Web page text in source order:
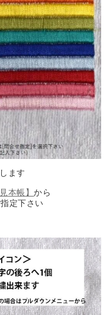
ます
見本帳】から
定下さい